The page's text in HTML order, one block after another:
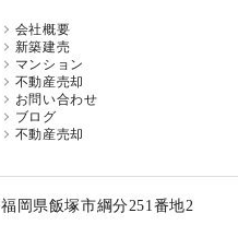
会社概要
新築建売
マンション
不動産売却
お問い合わせ
ブログ
不動産売却
福岡県飯塚市綱分251番地2